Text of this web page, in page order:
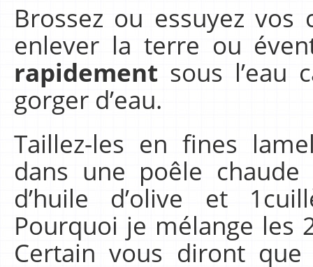
Brossez ou essuyez
enlever la terre ou
rapidement sous l’eau
gorger d’eau.
Taillez-les en fines
dans une poêle
d’huile d’olive et
Pourquoi je mélange les
Certain vous diront